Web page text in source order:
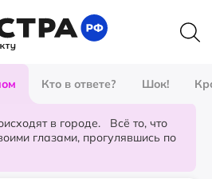
Кто в ответе? Шок!
в городе. Всё то, что
глазами, прогулявшись по